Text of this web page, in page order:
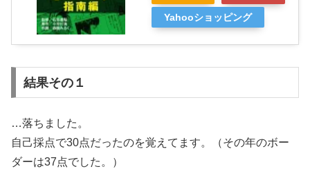
Yahooショッピング
結果その１
…落ちました。
自己採点で30点だったのを覚えてます。（その年のボー
ダーは37点でした。）